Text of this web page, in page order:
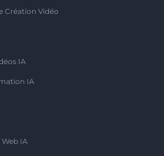
Création Vidéo
IA
IA
Web IA